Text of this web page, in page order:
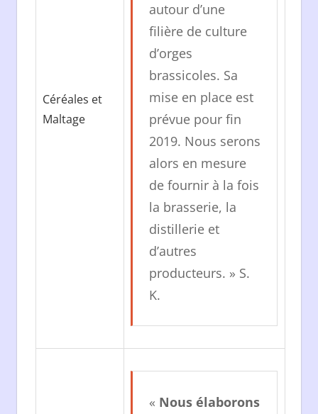
Céréales et
Maltage
autour d’une
filière de culture
d’orges
brassicoles. Sa
mise en place est
prévue pour fin
2019. Nous serons
alors en mesure
de fournir à la fois
la brasserie, la
distillerie et
d’autres
producteurs. » S.
K.
« Nous élaborons